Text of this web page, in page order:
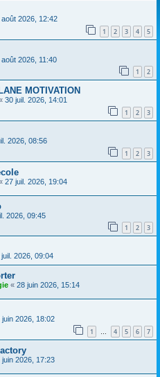
août 2026, 12:42
1 2 3 4 5
août 2026, 11:40
1 2
MOTIVATION
30 juil. 2026, 14:01
1 2 3
2026, 08:56
1 2 3
27 juil. 2026, 19:04
2026, 09:45
1 2 3
juil. 2026, 09:04
« 28 juin 2026, 15:14
juin 2026, 18:02
1 … 4 5 6 7
juin 2026, 17:23